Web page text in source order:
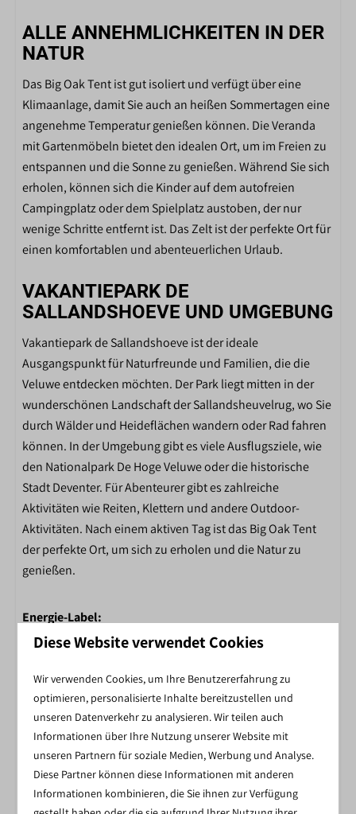
Kühlschrank-Gefrierschrank-Kombination
Nespresso
SCHLAFZIMMER
Anzahl der Schlafzimmer: 3
Afmeting bedden 80*200cm
Kledingkast
Stopcontact bij bed
BADEZIMMER
Toilette im Badezimmer
Dusche
Wastafel
Badezimmer mit Dusche, Waschbecken und Toilette
AUSSENBEREICH
Gartenmöbel
Veranda
PARKFACILITEITEN DE
SALLANDSHOEVE
Fietsverhuur
Toiletgebouw
Restaurant
Skelterverhuur
Speelvijver
Interactieve voetbalmuur
Winkel
Binnenspeeltuin
Buitenspeeltuin
Tafeltennistafel
Midgetgolf
ALLE ANNEHMLICHKEITEN IN DER
NATUR
Das Big Oak Tent ist gut isoliert und verfügt über eine
Klimaanlage, damit Sie auch an heißen Sommertagen eine
angenehme Temperatur genießen können. Die Veranda
mit Gartenmöbeln bietet den idealen Ort, um im Freien zu
entspannen und die Sonne zu genießen. Während Sie sich
erholen, können sich die Kinder auf dem autofreien
Campingplatz oder dem Spielplatz austoben, der nur
wenige Schritte entfernt ist. Das Zelt ist der perfekte Ort für
einen komfortablen und abenteuerlichen Urlaub.
VAKANTIEPARK DE
SALLANDSHOEVE UND UMGEBUNG
Vakantiepark de Sallandshoeve ist der ideale
Ausgangspunkt für Naturfreunde und Familien, die die
Veluwe entdecken möchten. Der Park liegt mitten in der
wunderschönen Landschaft der Sallandsheuvelrug, wo Sie
durch Wälder und Heideflächen wandern oder Rad fahren
können. In der Umgebung gibt es viele Ausflugsziele, wie
den Nationalpark De Hoge Veluwe oder die historische
Stadt Deventer. Für Abenteurer gibt es zahlreiche
Aktivitäten wie Reiten, Klettern und andere Outdoor-
Aktivitäten. Nach einem aktiven Tag ist das Big Oak Tent
der perfekte Ort, um sich zu erholen und die Natur zu
genießen.
Energie-Label:
GRATIS WIFI BIJ JOUW ACCOMMODATIE
Diese Website verwendet Cookies
Wir verwenden Cookies, um Ihre Benutzererfahrung zu
optimieren, personalisierte Inhalte bereitzustellen und
unseren Datenverkehr zu analysieren. Wir teilen auch
Informationen über Ihre Nutzung unserer Website mit
unseren Partnern für soziale Medien, Werbung und Analyse.
Diese Partner können diese Informationen mit anderen
Informationen kombinieren, die Sie ihnen zur Verfügung